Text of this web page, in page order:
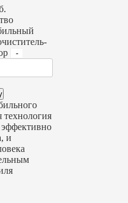
технология
и